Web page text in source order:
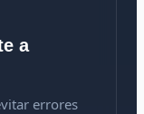
a
errores